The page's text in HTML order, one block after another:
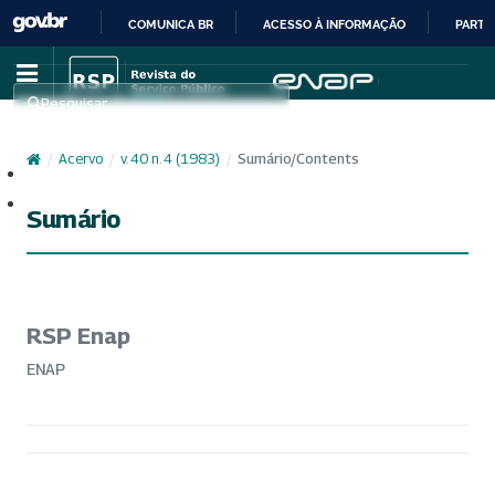
IR
PARA
CONTEÚDO
COMUNICA BR ACESSO À INFORMAÇÃO
Pesquisar
/ Acervo / v. 40 n. 4 (1983) / Sumário/Contents
Sumário
RSP Enap
ENAP